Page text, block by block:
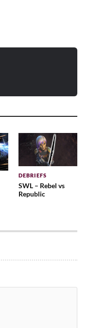
DEBRIEFS
SWL – Rebel vs
Republic